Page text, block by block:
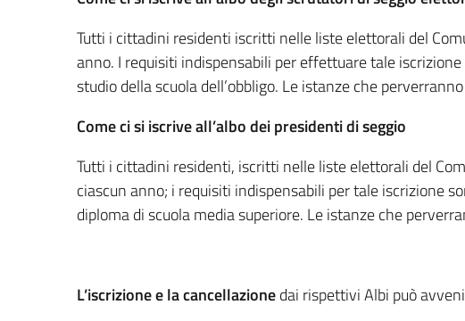
Tutti i cittadini residenti iscritti nelle liste elettorali del
anno. I requisiti indispensabili per effettuare tale
studio della scuola dell’obbligo. Le istanze che
Come ci si iscrive all’albo dei presidenti di seggio
Tutti i cittadini residenti, iscritti nelle liste elettorali del
ciascun anno; i requisiti indispensabili per tale iscrizione
diploma di scuola media superiore. Le istanze che
L’iscrizione e la cancellazionedai rispettivi Albi può